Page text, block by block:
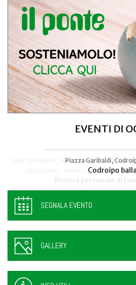
EVENTI DI
Villa Valetudine, Via Codroipo 25, Camino
ogni giorno - anche sabato e
Mostra personale di
Piazza Garibaldi,
Codroipo balla
SEGNALA EVENTO
GALLERY